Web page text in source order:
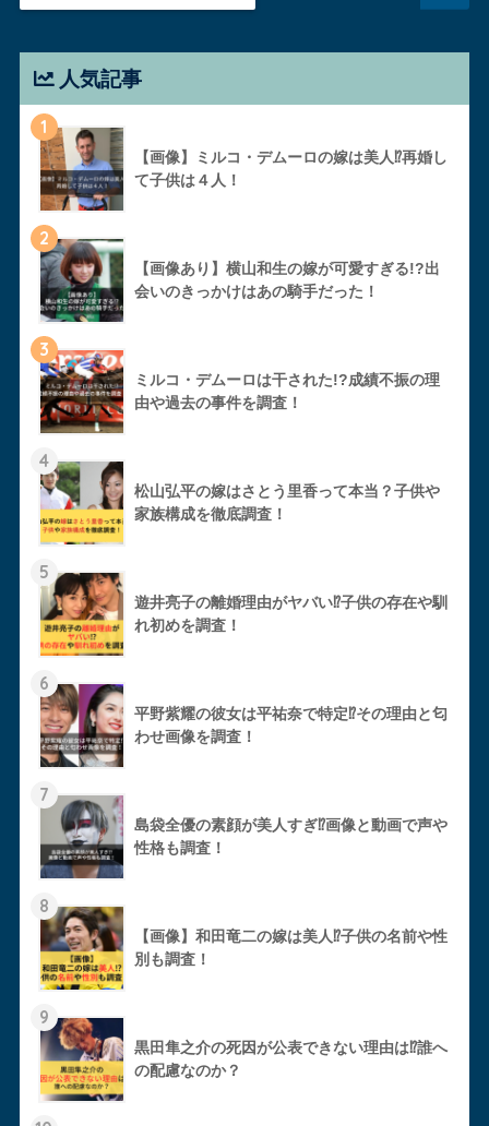
人気記事
1
【画像】ミルコ・デムーロの嫁は美人⁉︎再婚し
て子供は４人！
2
【画像あり】横山和生の嫁が可愛すぎる!?出
会いのきっかけはあの騎手だった！
3
ミルコ・デムーロは干された!?成績不振の理
由や過去の事件を調査！
4
松山弘平の嫁はさとう里香って本当？子供や
家族構成を徹底調査！
5
遊井亮子の離婚理由がヤバい⁉︎子供の存在や馴
れ初めを調査！
6
平野紫耀の彼女は平祐奈で特定⁉︎その理由と匂
わせ画像を調査！
7
島袋全優の素顔が美人すぎ⁉︎画像と動画で声や
性格も調査！
8
【画像】和田竜二の嫁は美人⁉︎子供の名前や性
別も調査！
9
黒田隼之介の死因が公表できない理由は⁉︎誰へ
の配慮なのか？